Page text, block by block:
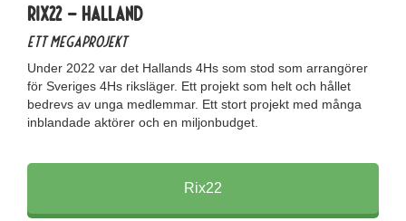
Rix22 – Halland
Ett megaprojekt
Under 2022 var det Hallands 4Hs som stod som arrangörer
för Sveriges 4Hs riksläger. Ett projekt som helt och hållet
bedrevs av unga medlemmar. Ett stort projekt med många
inblandade aktörer och en miljonbudget.
Rix22